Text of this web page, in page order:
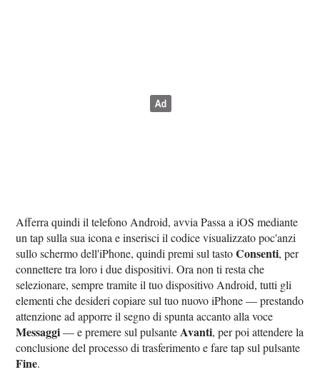
Afferra quindi il telefono Android, avvia Passa a iOS mediante
un tap sulla sua icona e inserisci il codice visualizzato poc'anzi
sullo schermo dell'iPhone, quindi premi sul tastoConsenti, per
connettere tra loro i due dispositivi. Ora non ti resta che
selezionare, sempre tramite il tuo dispositivo Android, tutti gli
elementi che desideri copiare sul tuo nuovo iPhone — prestando
attenzione ad apporre il segno di spunta accanto alla voce
Messaggi— e premere sul pulsante Avanti, per poi attendere la
conclusione del processo di trasferimento e fare tap sul pulsante
Fine.